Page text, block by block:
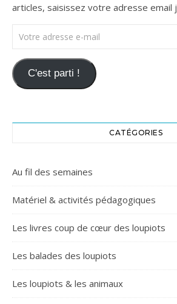
articles, saisissez votre adresse email
Votre adresse e-mail
C'est parti !
CATÉGORIES
Au fil des semaines
Matériel & activités pédagogiques
Les livres coup de cœur des loupiots
Les balades des loupiots
Les loupiots & les animaux